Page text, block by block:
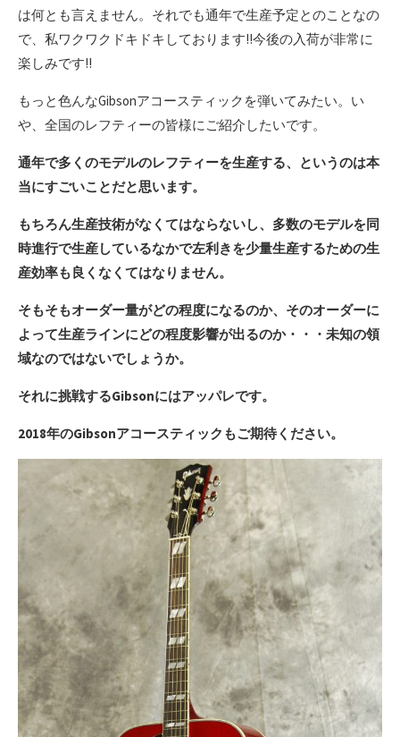
は何とも言えません。それでも通年で生産予定とのことなの
で、私ワクワクドキドキしております!!今後の入荷が非常に
楽しみです!!
もっと色んなGibsonアコースティックを弾いてみたい。い
や、全国のレフティーの皆様にご紹介したいです。
通年で多くのモデルのレフティーを生産する、というのは本
当にすごいことだと思います。
もちろん生産技術がなくてはならないし、多数のモデルを同
時進行で生産しているなかで左利きを少量生産するための生
産効率も良くなくてはなりません。
そもそもオーダー量がどの程度になるのか、そのオーダーに
よって生産ラインにどの程度影響が出るのか・・・未知の領
域なのではないでしょうか。
それに挑戦するGibsonにはアッパレです。
2018年のGibsonアコースティックもご期待ください。